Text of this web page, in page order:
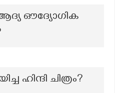
ഔദ്യോഗിക
ഹിന്ദി ചിത്രം?